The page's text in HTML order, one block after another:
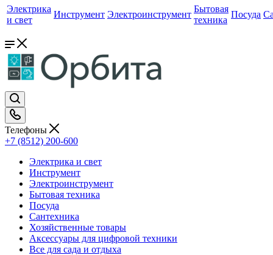
Электрика
и свет
Инструмент Электроинструмент
Бытовая
техника
Посуда
Телефоны
+7 (8512) 200-600
Электрика и свет
Инструмент
Электроинструмент
Бытовая техника
Посуда
Сантехника
Хозяйственные товары
Аксессуары для цифровой техники
Все для сада и отдыха